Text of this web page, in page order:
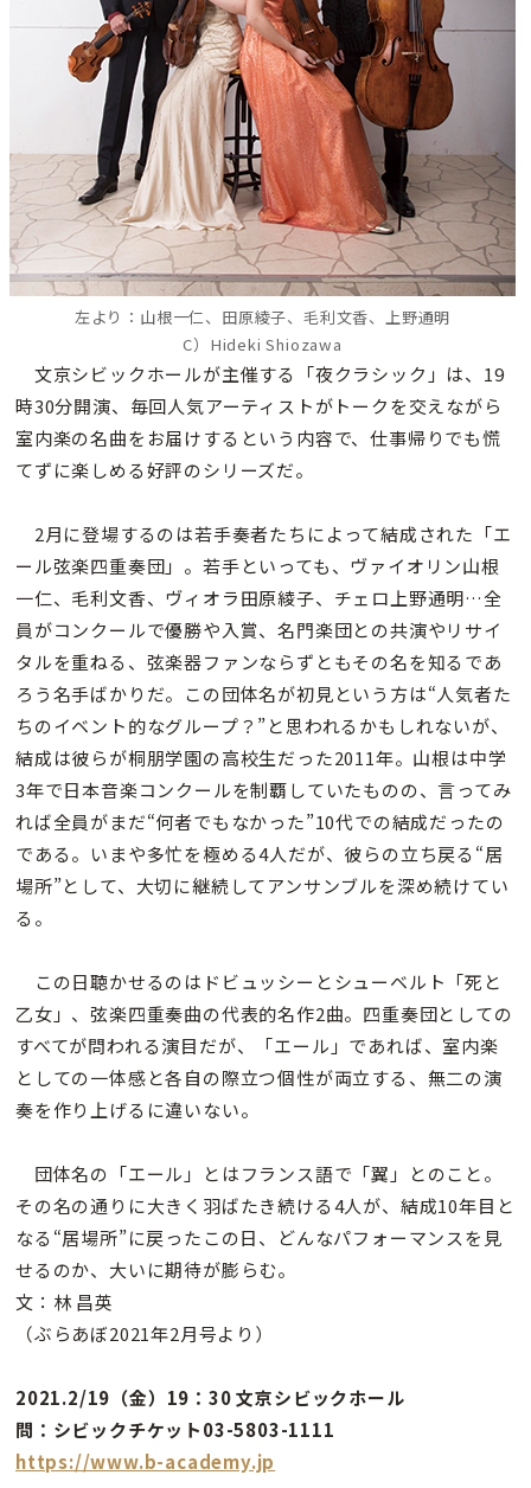
左より：山根一仁、田原綾子、毛利文香、上野通明
C）Hideki Shiozawa
文京シビックホールが主催する「夜クラシック」は、19
時30分開演、毎回人気アーティストがトークを交えながら
室内楽の名曲をお届けするという内容で、仕事帰りでも慌
てずに楽しめる好評のシリーズだ。
2月に登場するのは若手奏者たちによって結成された「エ
ール弦楽四重奏団」。若手といっても、ヴァイオリン山根
一仁、毛利文香、ヴィオラ田原綾子、チェロ上野通明…全
員がコンクールで優勝や入賞、名門楽団との共演やリサイ
タルを重ねる、弦楽器ファンならずともその名を知るであ
ろう名手ばかりだ。この団体名が初見という方は“人気者た
ちのイベント的なグループ？”と思われるかもしれないが、
結成は彼らが桐朋学園の高校生だった2011年。山根は中学
3年で日本音楽コンクールを制覇していたものの、言ってみ
れば全員がまだ“何者でもなかった”10代での結成だったの
である。いまや多忙を極める4人だが、彼らの立ち戻る“居
場所”として、大切に継続してアンサンブルを深め続けてい
る。
この日聴かせるのはドビュッシーとシューベルト「死と
乙女」、弦楽四重奏曲の代表的名作2曲。四重奏団としての
すべてが問われる演目だが、「エール」であれば、室内楽
としての一体感と各自の際立つ個性が両立する、無二の演
奏を作り上げるに違いない。
団体名の「エール」とはフランス語で「翼」とのこと。
その名の通りに大きく羽ばたき続ける4人が、結成10年目と
なる“居場所”に戻ったこの日、どんなパフォーマンスを見
せるのか、大いに期待が膨らむ。
文：林 昌英
（ぶらあぼ2021年2月号より）
2021.2/19（金）19：30 文京シビックホール
問：シビックチケット03-5803-1111
https://www.b-academy.jp